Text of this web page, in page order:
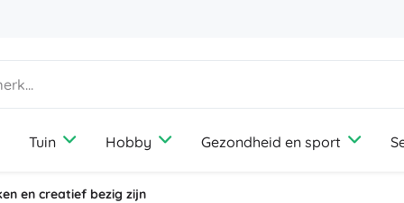
Huis
Gezelschapsspellen
Amusement
Tuin
Tuinmeubelen
Hobby
Fotografie
Gezondheid en sport
Outdooruitrusting
Vakantie
Dierenbenodigdheden
en creatief bezig zijn